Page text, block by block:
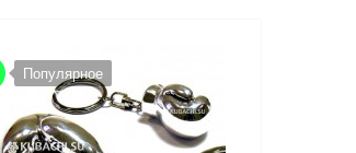
Популярное